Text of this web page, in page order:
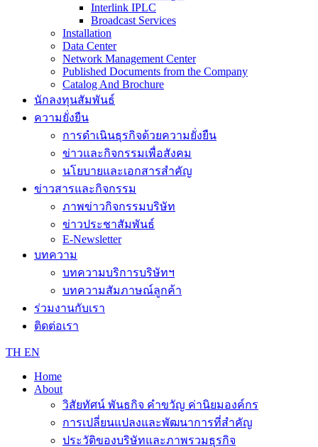
Interlink IPLC
Broadcast Services
Installation
Data Center
Network Management Center
Published Documents from the Company
Catalog And Brochure
นักลงทุนสัมพันธ์
ความยั่งยืน
การดำเนินธุรกิจด้วยความยั่งยืน
ข่าวและกิจกรรมเพื่อสังคม
นโยบายและเอกสารสำคัญ
ข่าวสารและกิจกรรม
ภาพข่าวกิจกรรมบริษัท
ข่าวประชาสัมพันธ์
E-Newsletter
บทความ
บทความบริการบริษัทฯ
บทความสัมภาษณ์ลูกค้า
ร่วมงานกับเรา
ติดต่อเรา
TH EN
Home
About
วิสัยทัศน์ พันธกิจ คำขวัญ ค่านิยมองค์กร
การเปลี่ยนแปลงและพัฒนาการที่สำคัญ
ประวัติของบริษัทและภาพรวมธุรกิจ